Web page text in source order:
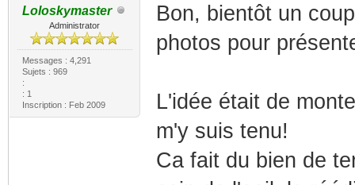
Loloskymaster
Administrator
Messages : 4,291
Sujets : 969
:
: 1
Inscription : Feb 2009
Bon, bientôt un
photos pour
L'idée était de
m'y suis tenu!
Ca fait du bien de